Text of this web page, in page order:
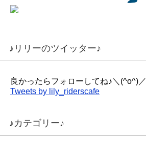
♪リリーのツイッター♪
良かったらフォローしてね♪＼(^o^)／
Tweets by lily_riderscafe
♪カテゴリー♪